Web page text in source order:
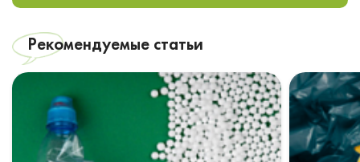
Рекомендуемые статьи